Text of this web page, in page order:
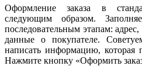
Оформление заказа в
следующим образом.
последовательным этапам:
данные о покупателе.
написать информацию, которая
Нажмите кнопку «Оформить